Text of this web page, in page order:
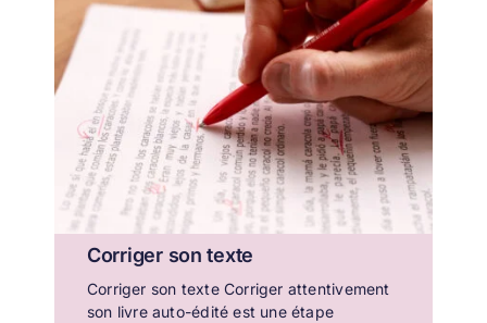
Corriger son texte
Corriger son texte Corriger attentivement
son livre auto-édité est une étape